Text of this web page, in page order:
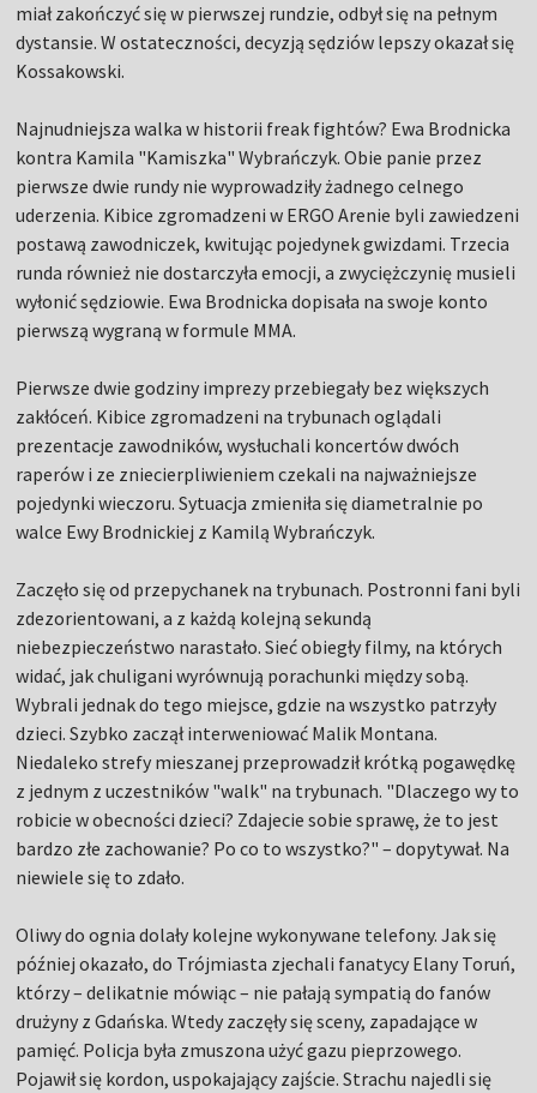
miał zakończyć się w pierwszej rundzie, odbył się na pełnym
dystansie. W ostateczności, decyzją sędziów lepszy okazał się
Kossakowski.
Najnudniejsza walka w historii freak fightów? Ewa Brodnicka
kontra Kamila "Kamiszka" Wybrańczyk. Obie panie przez
pierwsze dwie rundy nie wyprowadziły żadnego celnego
uderzenia. Kibice zgromadzeni w ERGO Arenie byli zawiedzeni
postawą zawodniczek, kwitując pojedynek gwizdami. Trzecia
runda również nie dostarczyła emocji, a zwyciężczynię musieli
wyłonić sędziowie. Ewa Brodnicka dopisała na swoje konto
pierwszą wygraną w formule MMA.
Pierwsze dwie godziny imprezy przebiegały bez większych
zakłóceń. Kibice zgromadzeni na trybunach oglądali
prezentacje zawodników, wysłuchali koncertów dwóch
raperów i ze zniecierpliwieniem czekali na najważniejsze
pojedynki wieczoru. Sytuacja zmieniła się diametralnie po
walce Ewy Brodnickiej z Kamilą Wybrańczyk.
Zaczęło się od przepychanek na trybunach. Postronni fani byli
zdezorientowani, a z każdą kolejną sekundą
niebezpieczeństwo narastało. Sieć obiegły filmy, na których
widać, jak chuligani wyrównują porachunki między sobą.
Wybrali jednak do tego miejsce, gdzie na wszystko patrzyły
dzieci. Szybko zaczął interweniować Malik Montana.
Niedaleko strefy mieszanej przeprowadził krótką pogawędkę
z jednym z uczestników "walk" na trybunach. "Dlaczego wy to
robicie w obecności dzieci? Zdajecie sobie sprawę, że to jest
bardzo złe zachowanie? Po co to wszystko?" – dopytywał. Na
niewiele się to zdało.
Oliwy do ognia dolały kolejne wykonywane telefony. Jak się
później okazało, do Trójmiasta zjechali fanatycy Elany Toruń,
którzy – delikatnie mówiąc – nie pałają sympatią do fanów
drużyny z Gdańska. Wtedy zaczęły się sceny, zapadające w
pamięć. Policja była zmuszona użyć gazu pieprzowego.
Pojawił się kordon, uspokajający zajście. Strachu najedli się